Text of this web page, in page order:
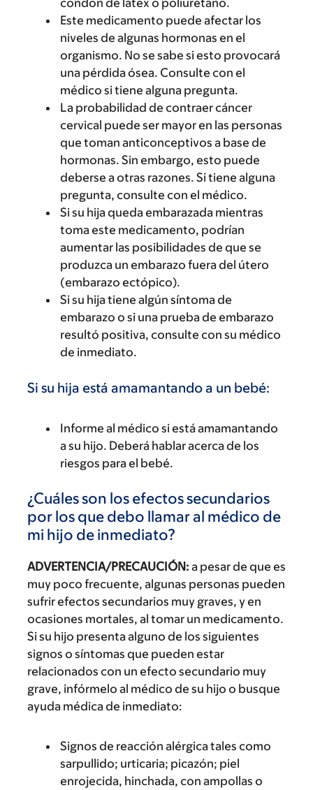
condón de látex o poliuretano.
Este medicamento puede afectar los
niveles de algunas hormonas en el
organismo. No se sabe si esto provocará
una pérdida ósea. Consulte con el
médico si tiene alguna pregunta.
La probabilidad de contraer cáncer
cervical puede ser mayor en las personas
que toman anticonceptivos a base de
hormonas. Sin embargo, esto puede
deberse a otras razones. Si tiene alguna
pregunta, consulte con el médico.
Si su hija queda embarazada mientras
toma este medicamento, podrían
aumentar las posibilidades de que se
produzca un embarazo fuera del útero
(embarazo ectópico).
Si su hija tiene algún síntoma de
embarazo o si una prueba de embarazo
resultó positiva, consulte con su médico
de inmediato.
Si su hija está amamantando a un bebé:
Informe al médico si está amamantando
a su hijo. Deberá hablar acerca de los
riesgos para el bebé.
¿Cuáles son los efectos secundarios
por los que debo llamar al médico de
mi hijo de inmediato?
ADVERTENCIA/PRECAUCIÓN: a pesar de que es
muy poco frecuente, algunas personas pueden
sufrir efectos secundarios muy graves, y en
ocasiones mortales, al tomar un medicamento.
Si su hijo presenta alguno de los siguientes
signos o síntomas que pueden estar
relacionados con un efecto secundario muy
grave, infórmelo al médico de su hijo o busque
ayuda médica de inmediato:
Signos de reacción alérgica tales como
sarpullido; urticaria; picazón; piel
enrojecida, hinchada, con ampollas o